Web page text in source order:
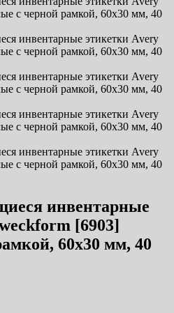
инвентарные
[6903]
60х30 мм, 40